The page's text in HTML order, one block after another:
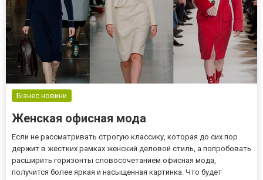
Бізнес новини
Женская офисная мода
Если не рассматривать строгую классику, которая до сих пор
держит в жестких рамках женский деловой стиль, а попробовать
расширить горизонты словосочетанием офисная мода,
получится более яркая и насыщенная картинка. Что будет